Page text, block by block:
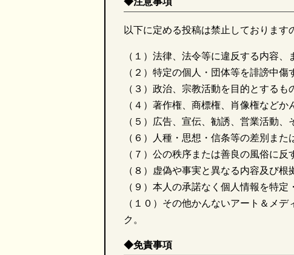
以下に定める投稿は禁止しております
（１）法律、法令等に違反する内容、
（２）特定の個人・団体等を誹謗中傷
（３）政治、宗教活動を目的とするも
（４）著作権、商標権、肖像権など
（５）広告、宣伝、勧誘、営業活動、
（６）人種・思想・信条等の差別また
（７）公の秩序または善良の風俗に反
（８）虚偽や事実と異なる内容及び根
（９）本人の承諾なく個人情報を特
（１０）その他かんないアート＆メ
ク。
◆免責事項